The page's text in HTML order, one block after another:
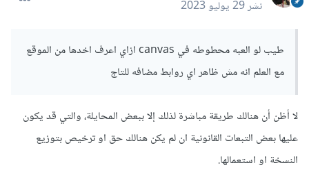
نشر29 يوليو 2023
طيب لو العبه محطوطه في canvas ازاي اعرف اخدها من الموقع
مع العلم انه مش ظاهر اي روابط مضافه للتاج
لا أظن أن هنالك طريقة مباشرة لذلك إلا ببعض المحايلة، والتي قد يكون
عليها بعض التبعات القانونية ان لم يكن هنالك حق او ترخيص بتوزيع
النسخة او استعمالها.